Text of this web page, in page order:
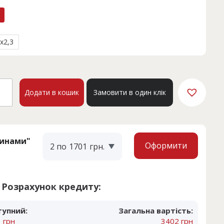
Додати в кошик Замовити в один клік
2 по 1701 грн. Оформити
Розрахунок кредиту:
грн
Загальна вартість:
3402 грн